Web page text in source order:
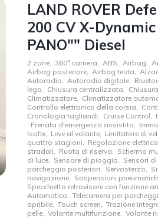
LAND ROVER
200 CV X-
PANO"" Diesel
2 zone, 360° camera, ABS, Airbag,
Airbag posteriore, Airbag testa,
Autoradio, Autoradio digitale,
lega, Chiusura centralizzata,
Climatizzatore, Climatizzatore
Controllo elettronico della corsia,
Cronologia tagliandi, Cruise Control,
Frenata d'emergenza assistita,
Isofix, Leve al volante, Limitatore di
quattro stagioni, Regolazione
stradali, Ruota di riserva, Schermo
di luce, Sensore di pioggia, Sensori
parcheggio posteriori, Servosterzo,
navigazione, Sospensioni
Specchietto retrovisore con funzione
Automatico, Telecamera per
apribile, Touch screen, Trazione
pelle, Volante multifunzione, Volante